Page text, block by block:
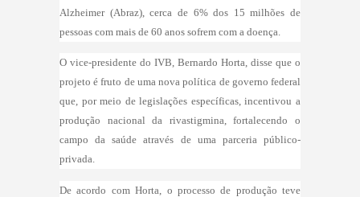
Alzheimer (Abraz), cerca de 6% dos 15 milhões de
pessoas com mais de 60 anos sofrem com a doença.
O vice-presidente do IVB, Bernardo Horta, disse que o
projeto é fruto de uma nova política de governo federal
que, por meio de legislações específicas, incentivou a
produção nacional da rivastigmina, fortalecendo o
campo da saúde através de uma parceria público-
privada.
De acordo com Horta, o processo de produção teve